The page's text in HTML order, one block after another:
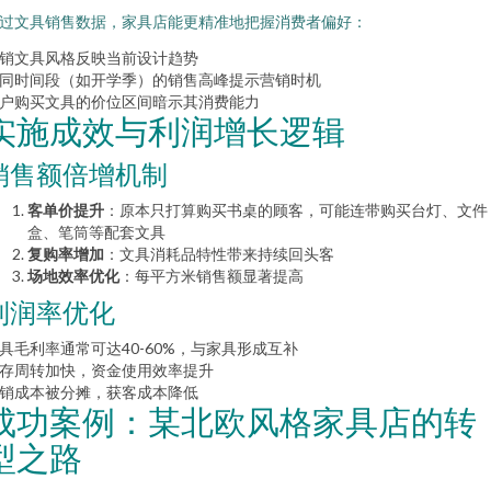
文具销售数据，家具店能更精准地把握消费者偏好：
文具风格反映当前设计趋势
时间段（如开学季）的销售高峰提示营销时机
购买文具的价位区间暗示其消费能力
施成效与利润增长逻辑
售额倍增机制
客单价提升 ：原本只打算购买书桌的顾客，可能连带购买台灯、文件
盒、笔筒等配套文具
复购率增加 ：文具消耗品特性带来持续回头客
场地效率优化：每平方米销售额显著提高
润率优化
毛利率通常可达40-60%，与家具形成互补
周转加快，资金使用效率提升
成本被分摊，获客成本降低
功案例：某北欧风格家具店的转
之路